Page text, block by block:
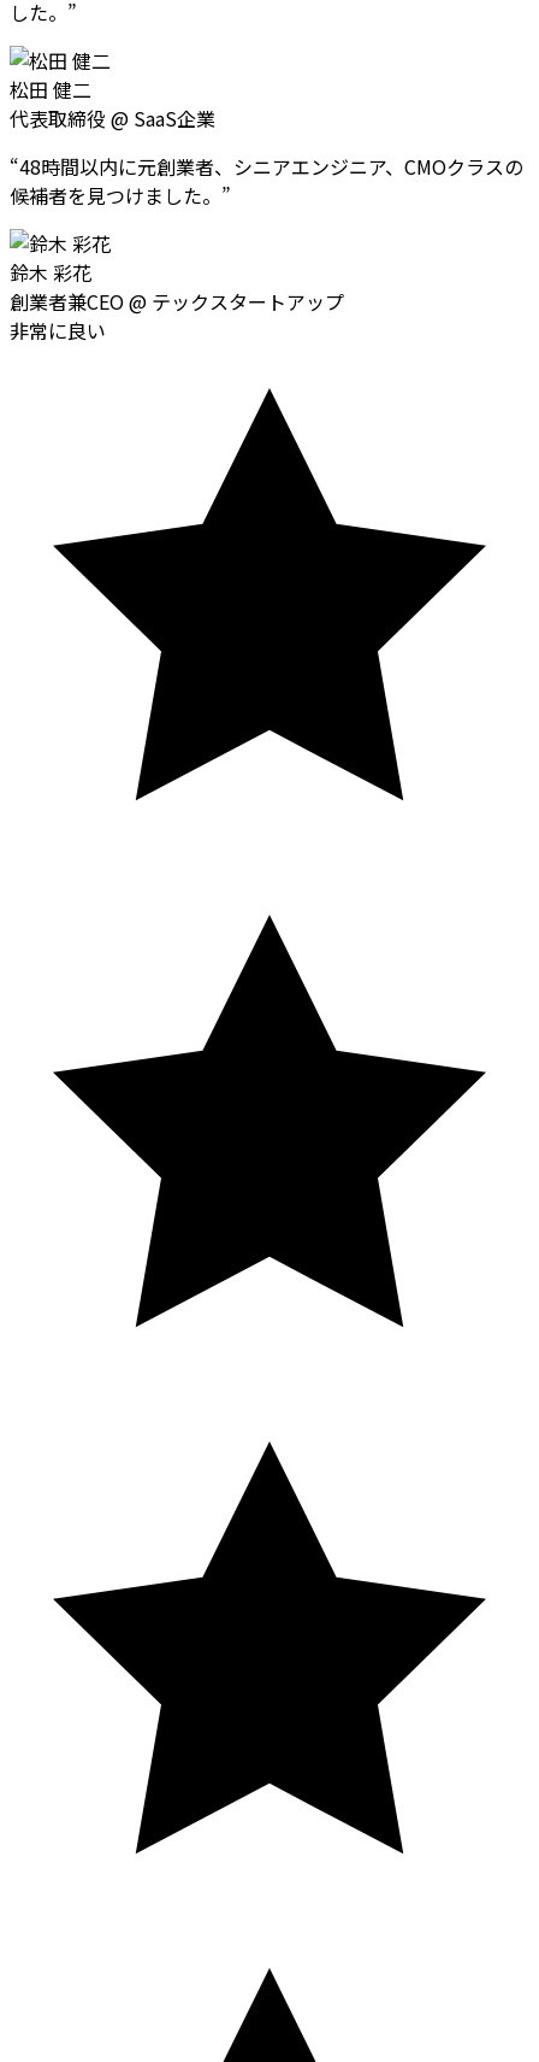
した。 ”
松田 健二
代表取締役 @ SaaS企業
“48時間以内に元創業者、シニアエンジニア、CMOクラスの
候補者を見つけました。 ”
鈴木 彩花
創業者兼CEO@ テックスタートアップ
非常に良い